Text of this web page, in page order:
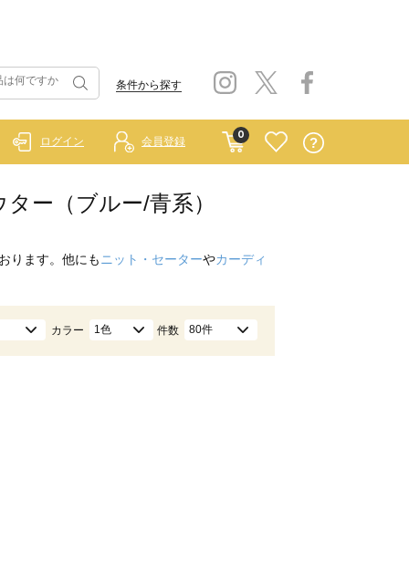
条件から探す
0
ログイン 会員登録
ー（ブルー/青系）
ります。他にも ニット・セーターやカーディ
カラー 1色 件数 80件